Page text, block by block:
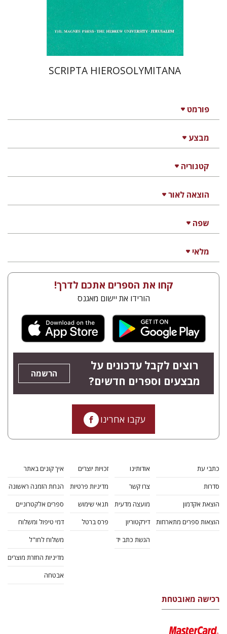
פורמט
מבצע
קטגוריה
הוצאה לאור
שפה
מלאי
SCRIPTA HIEROSOLYMITANA
קחו את הספרים אתכם לדרך!
הורידו את יישום מאגנס
רוצים לקבל עדכונים על
מבצעים וספרים חדשים?
הרשמה
עקבו אחרינו
כתבי עת
סדרות
הוצאת אקדמון
הוצאות ספרים מתארחות
אודותינו
צרו קשר
מועצה מדעית
דירקטוריון
הגשת כתב יד
זכויות יוצרים
מדיניות פרטיות
תנאי שימוש
פרס ברטל
איך קונים באתר
הנחת הזמנה ראשונה
ספרים אלקטרוניים
דמי טיפול ומשלוח
משלוח לחו"ל
מדיניות החזרת מוצרים
אבטחה
רכישה מאובטחת